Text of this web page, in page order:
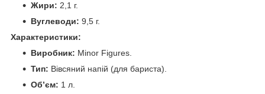
Жири: 2,1 г.
Вуглеводи: 9,5 г.
Характеристики:
Виробник: Minor Figures.
Тип: Вівсяний напій (для бариста).
Об’єм: 1 л.